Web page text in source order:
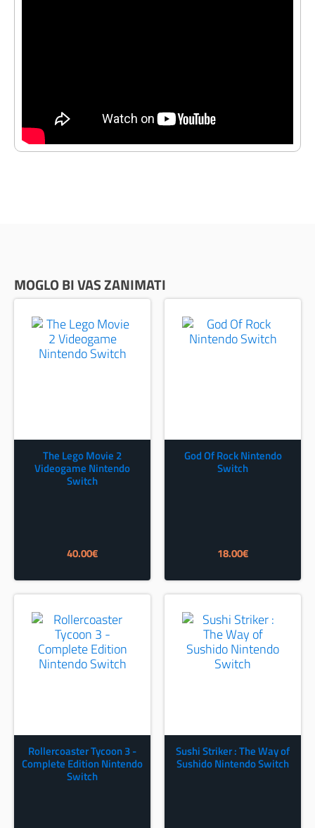
MOGLO BI VAS ZANIMATI
The Lego Movie 2
Videogame Nintendo
Switch
40.00€
God Of Rock Nintendo
Switch
18.00€
Rollercoaster Tycoon 3 -
Complete Edition Nintendo
Switch
Sushi Striker : The Way of
Sushido Nintendo Switch